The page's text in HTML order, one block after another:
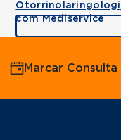
com Mediservice
Marcar Consulta